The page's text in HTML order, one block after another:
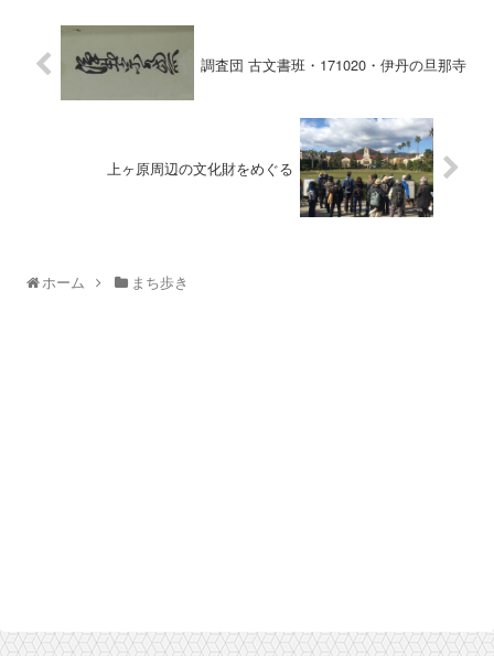
調査団 古文書班・171020・伊丹の旦那寺
上ヶ原周辺の文化財をめぐる
ホーム まち歩き